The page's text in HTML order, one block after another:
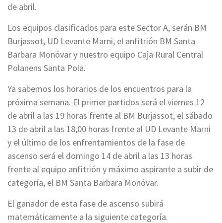
de abril.
Los equipos clasificados para este Sector A, serán BM
Burjassot, UD Levante Marni, el anfitrión BM Santa
Barbara Monóvar y nuestro equipo Caja Rural Central
Polanens Santa Pola.
Ya sabemos los horarios de los encuentros para la
próxima semana. El primer partidos será el viernes 12
de abril a las 19 horas frente al BM Burjassot, el sábado
13 de abril a las 18;00 horas frente al UD Levante Marni
y el último de los enfrentamientos de la fase de
ascenso será el domingo 14 de abril a las 13 horas
frente al equipo anfitrión y máximo aspirante a subir de
categoría, el BM Santa Barbara Monóvar.
El ganador de esta fase de ascenso subirá
matemáticamente a la siguiente categoría.